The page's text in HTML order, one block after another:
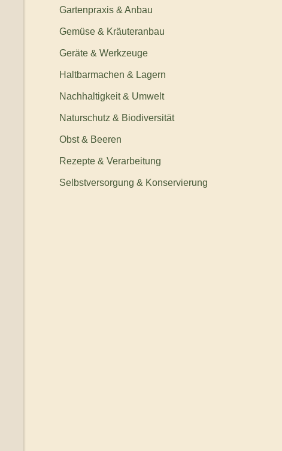
Gartenpraxis & Anbau
Gemüse & Kräuteranbau
Geräte & Werkzeuge
Haltbarmachen & Lagern
Nachhaltigkeit & Umwelt
Naturschutz & Biodiversität
Obst & Beeren
Rezepte & Verarbeitung
Selbstversorgung & Konservierung